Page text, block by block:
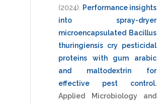
(2024). Performance insights
into spray-dryer
microencapsulated Bacillus
thuringiensis cry pesticidal
proteins with gum arabic
and maltodextrin for
effective pest control.
Applied Microbiology and